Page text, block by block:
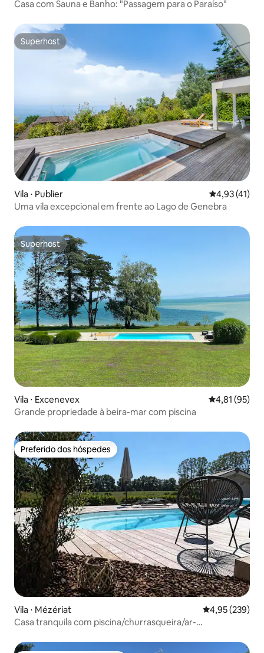
Casa com Sauna e Banho: "Passagem para o Paraíso"
Superhost
Superhost
Vila ⋅ Publier 4,93 de uma
4,93 (41)
Uma vila excepcional em frente ao Lago de Genebra
Superhost
Superhost
Vila ⋅ Excenevex 4,81 de uma
4,81 (95)
Grande propriedade à beira-mar com piscina
Preferido dos hóspedes
Preferido dos hóspedes
Vila ⋅ Mézériat 4,95 de uma
4,95 (239)
Casa tranquila com piscina/churrasqueira/ar-